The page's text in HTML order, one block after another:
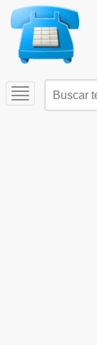
Toggle
navigation